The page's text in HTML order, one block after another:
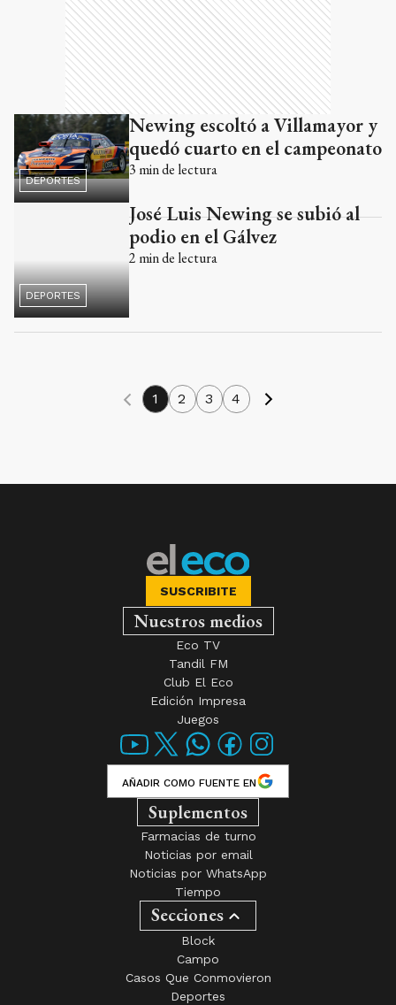
DEPORTES
Newing escoltó a Villamayor y
quedó cuarto en el campeonato
3 min de lectura
DEPORTES
José Luis Newing se subió al
podio en el Gálvez
2 min de lectura
1 2 3 4
SUSCRIBITE
Nuestros medios
Eco TV
Tandil FM
Club El Eco
Edición Impresa
Juegos
AÑADIR COMO FUENTE EN
Suplementos
Farmacias de turno
Noticias por email
Noticias por WhatsApp
Tiempo
Secciones
Block
Campo
Casos Que Conmovieron
Deportes